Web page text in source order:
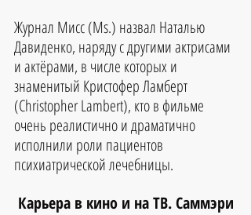
Журнал Мисс (Ms.) назвал Наталью
Давиденко, наряду с другими актрисами
и актёрами, в числе которых и
знаменитый Кристофер Ламберт
(Christopher Lambert), кто в фильме
очень реалистично и драматично
исполнили роли пациентов
психиатрической лечебницы.
Карьера в кино и на ТВ. Саммэри